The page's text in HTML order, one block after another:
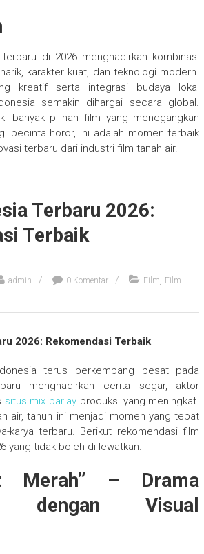
di 2026 menghadirkan kombinasi
karakter kuat, dan teknologi modern.
kreatif serta integrasi budaya lokal
semakin dihargai secara global.
banyak pilihan film yang menegangkan
pecinta horor, ini adalah momen terbaik
terbaru dari industri film tanah air.
Terbaru 2026:
Terbaik
admin 0 Komentar Film, Film
2026: Rekomendasi Terbaik
terus berkembang pesat pada
menghadirkan cerita segar, aktor
situs mix parlay produksi yang meningkat.
air, tahun ini menjadi momen yang tepat
karya terbaru. Berikut rekomendasi film
yang tidak boleh di lewatkan.
Merah” – Drama
dengan Visual